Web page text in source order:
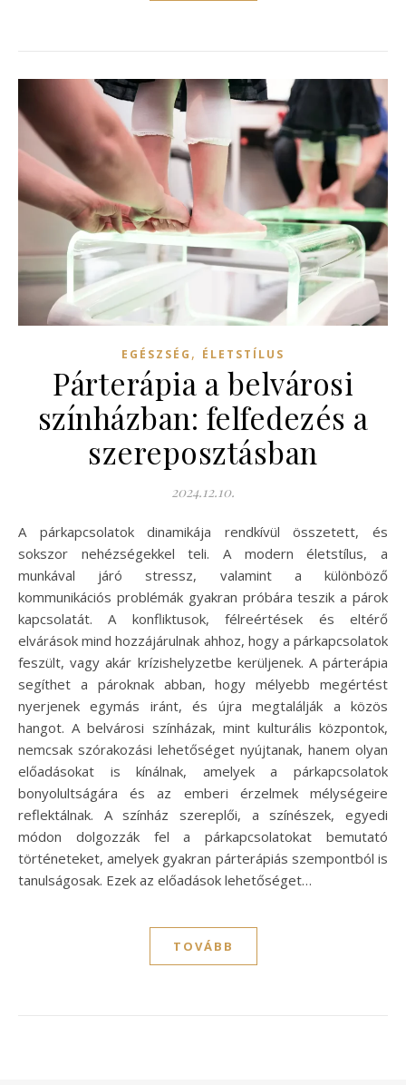
EGÉSZSÉG , ÉLETSTÍLUS
Párterápia a belvárosi
színházban: felfedezés a
szereposztásban
2024.12.10.
A párkapcsolatok dinamikája rendkívül összetett, és
sokszor nehézségekkel teli. A modern életstílus, a
munkával járó stressz, valamint a különböző
kommunikációs problémák gyakran próbára teszik a párok
kapcsolatát. A konfliktusok, félreértések és eltérő
elvárások mind hozzájárulnak ahhoz, hogy a párkapcsolatok
feszült, vagy akár krízishelyzetbe kerüljenek. A párterápia
segíthet a pároknak abban, hogy mélyebb megértést
nyerjenek egymás iránt, és újra megtalálják a közös
hangot. A belvárosi színházak, mint kulturális központok,
nemcsak szórakozási lehetőséget nyújtanak, hanem olyan
előadásokat is kínálnak, amelyek a párkapcsolatok
bonyolultságára és az emberi érzelmek mélységeire
reflektálnak. A színház szereplői, a színészek, egyedi
módon dolgozzák fel a párkapcsolatokat bemutató
történeteket, amelyek gyakran párterápiás szempontból is
tanulságosak. Ezek az előadások lehetőséget…
TOVÁBB